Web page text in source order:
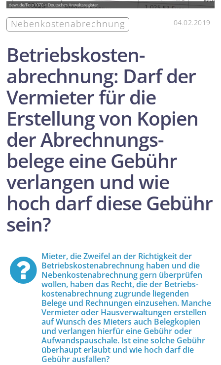
Neben­kosten­abrechnung 04.02.2019
Betriebs­kosten­
abrechnung: Darf der
Vermieter für die
Erstellung von Kopien
der Abrechnungs­
belege eine Gebühr
verlangen und wie
hoch darf diese Gebühr
sein?
Mieter, die Zweifel an der Richtigkeit der
Betriebs­kosten­abrechnung haben und die
Neben­kosten­abrechnung gern überprüfen
wollen, haben das Recht, die der Betriebs­
kosten­abrechnung zugrunde liegenden
Belege und Rechnungen einzusehen. Manche
Vermieter oder Haus­verwaltungen erstellen
auf Wunsch des Mieters auch Belegkopien
und verlangen hierfür eine Gebühr oder
Aufwands­pauschale. Ist eine solche Gebühr
überhaupt erlaubt und wie hoch darf die
Gebühr ausfallen?